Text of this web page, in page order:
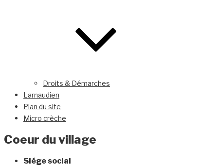
Droits & Démarches
Larnaudien
Plan du site
Micro crèche
Coeur du village
Siége social